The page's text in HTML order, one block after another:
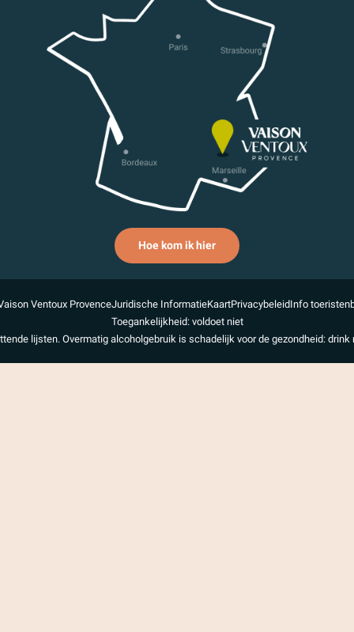
Hoe kom ik hier
Ventoux ProvenceJuridische InformatieKaartPrivacybeleidInfo
Toegankelijkheid: voldoet niet
lijsten. Overmatig alcoholgebruik is schadelijk voor de gezondheid: drink